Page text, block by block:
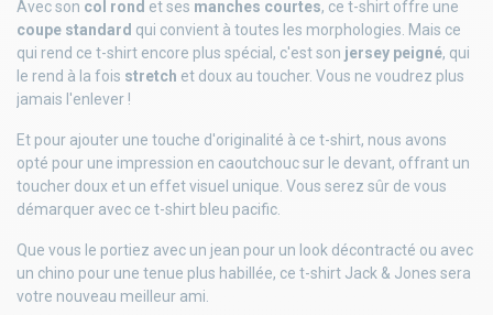
Avec son col rond et ses manches courtes, ce t-shirt offre une
coupe standard qui convient à toutes les morphologies. Mais ce
qui rend ce t-shirt encore plus spécial, c'est son jersey peigné, qui
le rend à la fois stretch et doux au toucher. Vous ne voudrez plus
jamais l'enlever !
Et pour ajouter une touche d'originalité à ce t-shirt, nous avons
opté pour une impression en caoutchouc sur le devant, offrant un
toucher doux et un effet visuel unique. Vous serez sûr de vous
démarquer avec ce t-shirt bleu pacific.
Que vous le portiez avec un jean pour un look décontracté ou avec
un chino pour une tenue plus habillée, ce t-shirt Jack & Jones sera
votre nouveau meilleur ami.